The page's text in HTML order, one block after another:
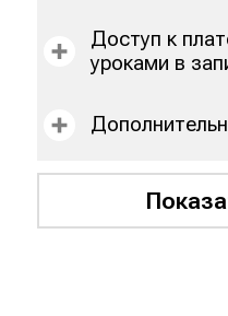
Доступ к
уроками в